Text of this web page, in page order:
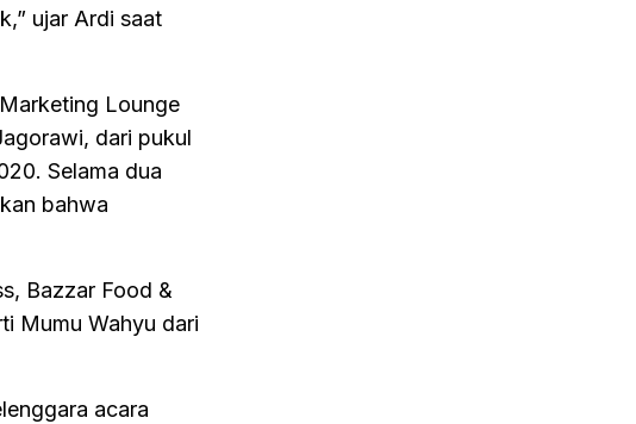
ujar Ardi saat
Lounge
dari pukul
Selama dua
bahwa
Bazzar Food &
Mumu Wahyu dari
acara